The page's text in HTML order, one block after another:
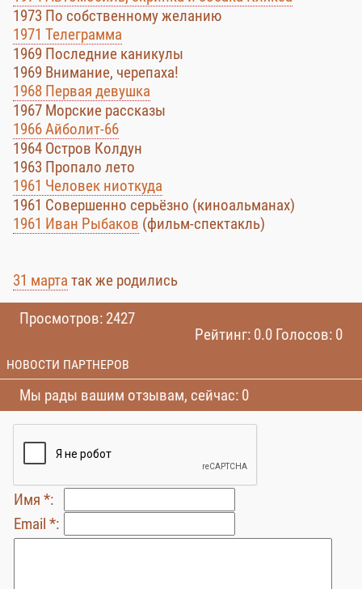
1973 По собственному желанию
1971 Телеграмма
1969 Последние каникулы
1969 Внимание, черепаха!
1968 Первая девушка
1967 Морские рассказы
1966 Айболит-66
1964 Остров Колдун
1963 Пропало лето
1961 Человек ниоткуда
1961 Совершенно серьёзно (киноальманах)
1961 Иван Рыбаков (фильм-спектакль)
31 марта так же родились
Просмотров: 2427
Рейтинг: 0.0 Голосов: 0
НОВОСТИ ПАРТНЕРОВ
Мы рады вашим отзывам, сейчас: 0
Имя *:
Email *: